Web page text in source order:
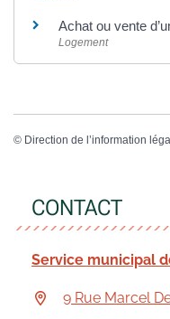
Achat ou vente
Logement
© Direction de l’information
CONTACT
Service municipal
9 Rue Marcel